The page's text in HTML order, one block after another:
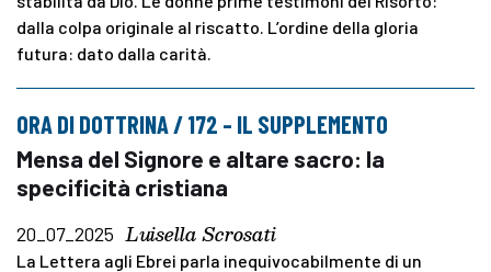
dalla colpa originale al riscatto. L’ordine della gloria
futura: dato dalla carità.
ORA DI DOTTRINA / 172 – IL SUPPLEMENTO
Mensa del Signore e altare sacro: la
specificità cristiana
20_07_2025 Luisella Scrosati
La Lettera agli Ebrei parla inequivocabilmente di un